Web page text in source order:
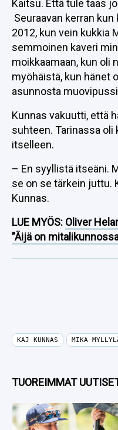
Kaitsu. Että tule taas
Seuraavan kerran
2012, kun vein kukkia
semmoinen kaveri
moikkaamaan, kun oli
myöhäistä, kun hänet
asunnosta
Kunnas vakuutti, että
suhteen. Tarinassa
itselleen.
– En syyllistä itseäni.
se on se tärkein juttu.
Kunnas.
LUE MYÖS: Oliver
”Äijä on
KAJ KUNNAS MIKA
TUOREIMMAT